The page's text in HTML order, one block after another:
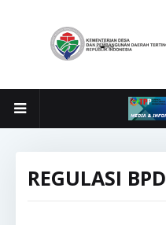
REGULASI BPD